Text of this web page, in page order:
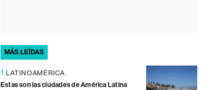
MÁS LEÍDAS
1 LATINOAMÉRICA
Estas son las ciudades de América Latina